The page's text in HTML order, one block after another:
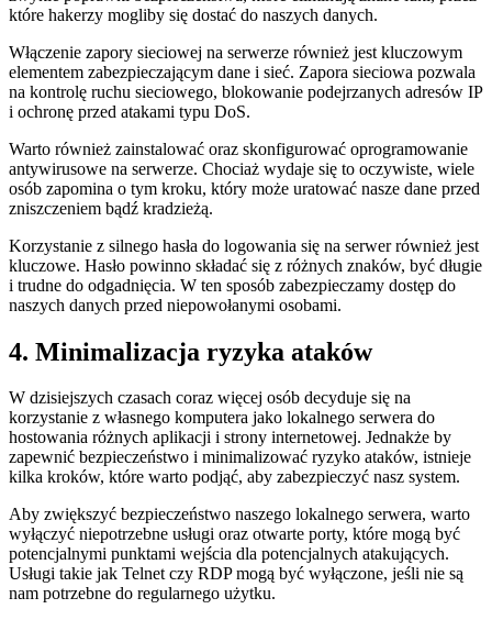
które‍ hakerzy mogliby się dostać do naszych danych.
Włączenie zapory‌ sieciowej na serwerze również jest kluczowym
elementem zabezpieczającym dane i sieć. ‍Zapora sieciowa ⁣pozwala
na kontrolę⁤ ruchu sieciowego, ‌blokowanie ‍podejrzanych adresów IP⁢
i ochronę przed atakami​ typu DoS.
Warto również zainstalować oraz⁣ skonfigurować oprogramowanie
antywirusowe na serwerze.‌ Chociaż wydaje się to oczywiste, wiele
osób⁢ zapomina o tym kroku, który⁣ może uratować nasze dane przed
zniszczeniem bądź kradzieżą.
Korzystanie z silnego hasła do logowania się na serwer⁤ również jest
kluczowe. Hasło powinno składać się z różnych znaków,⁢ być długie
i trudne do odgadnięcia. W ten sposób zabezpieczamy dostęp do
naszych danych przed niepowołanymi‍ osobami.
4. Minimalizacja⁤ ryzyka ataków
W⁤ dzisiejszych czasach⁣ coraz więcej osób decyduje​ się na
⁢korzystanie z własnego komputera jako lokalnego ⁢serwera do⁤
hostowania różnych aplikacji i⁢ strony internetowej. Jednakże by
⁢zapewnić‌ bezpieczeństwo i minimalizować ryzyko ataków, istnieje
kilka kroków, które warto podjąć, aby zabezpieczyć nasz system.
Aby zwiększyć bezpieczeństwo naszego lokalnego​ serwera, warto
wyłączyć niepotrzebne usługi oraz otwarte porty, które mogą być
potencjalnymi punktami wejścia ⁣dla potencjalnych‍ atakujących.
Usługi takie jak Telnet czy⁤ RDP mogą⁤ być ⁣wyłączone, jeśli nie są
nam potrzebne do regularnego użytku.